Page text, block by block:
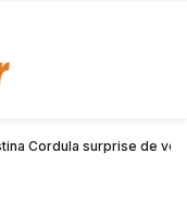
Cordula surprise de